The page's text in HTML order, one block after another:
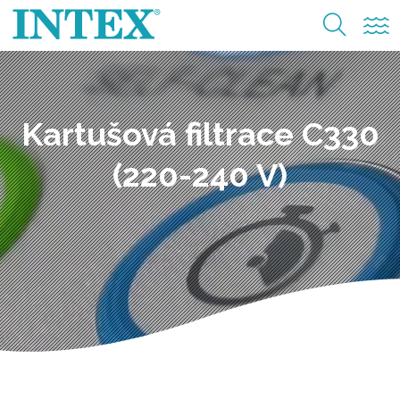
Kartušová filtrace C330
(220-240 V)